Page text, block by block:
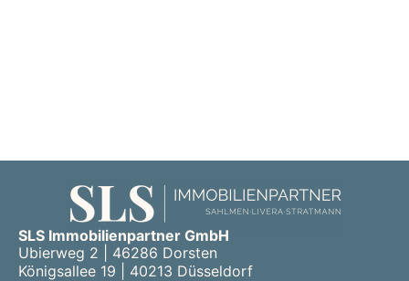
SLS Immobilienpartner GmbH
Ubierweg 2 | 46286 Dorsten
Königsallee 19 | 40213 Düsseldorf